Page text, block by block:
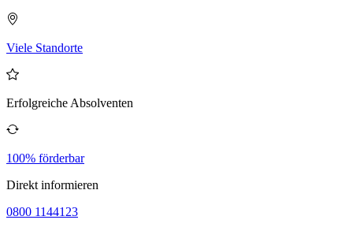
Viele Standorte
Erfolgreiche Absolventen
100% förderbar
Direkt informieren
0800 1144123